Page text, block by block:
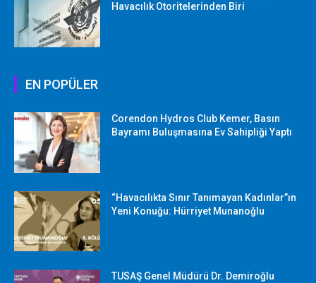
Havacılık Otoritelerinden Biri
EN POPÜLER
Corendon Hydros Club Kemer, Basın
Bayramı Buluşmasına Ev Sahipliği Yaptı
“Havacılıkta Sınır Tanımayan Kadınlar”ın
Yeni Konuğu: Hürriyet Munanoğlu
TUSAŞ Genel Müdürü Dr. Demiroğlu